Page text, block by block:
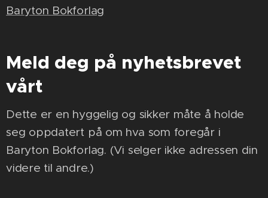
Baryton Bokforlag
Meld deg på nyhetsbrevet
vårt
Dette er en hyggelig og sikker måte å holde
seg oppdatert på om hva som foregår i
Baryton Bokforlag. (Vi selger ikke adressen din
videre til andre.)